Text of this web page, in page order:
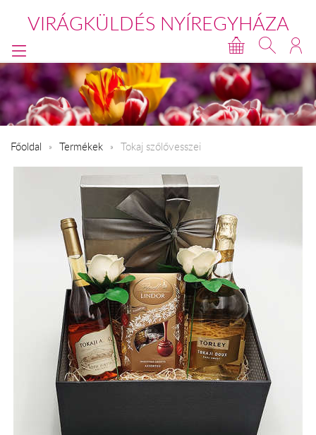
VIRÁGKÜLDÉS NYÍREGYHÁZA
Főoldal Termékek Tokaj szőlővesszei